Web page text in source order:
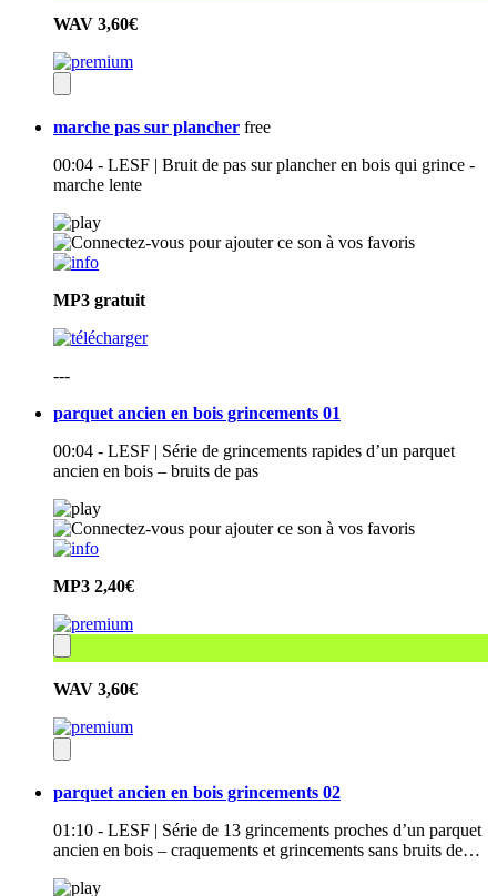
WAV 3,60€
marche pas sur plancher free
00:04 - LESF | Bruit de pas sur plancher en bois qui grince -
marche lente
MP3 gratuit
---
parquet ancien en bois grincements 01
00:04 - LESF | Série de grincements rapides d’un parquet
ancien en bois – bruits de pas
MP3 2,40€
WAV 3,60€
parquet ancien en bois grincements 02
01:10 - LESF | Série de 13 grincements proches d’un parquet
ancien en bois – craquements et grincements sans bruits de…